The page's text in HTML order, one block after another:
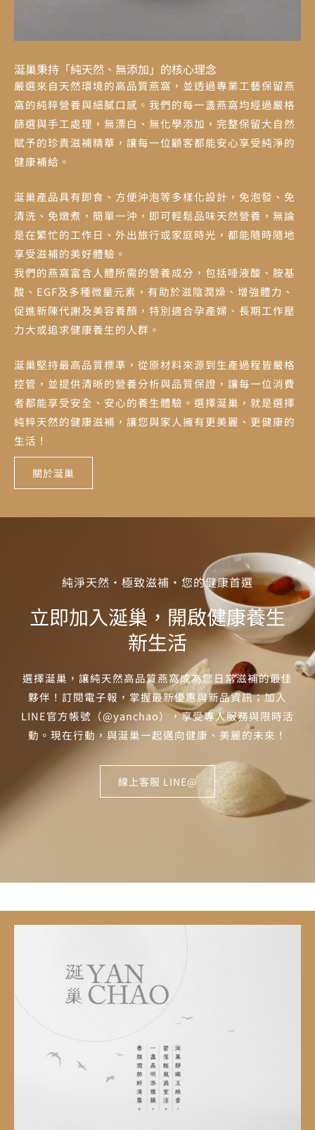
涎巢秉持「純天然、無添加」的核心理念
嚴選來自天然環境的高品質燕窩，並透過專業工藝保留燕
窩的純粹營養與細膩口感。我們的每一盞燕窩均經過嚴格
篩選與手工處理，無漂白、無化學添加，完整保留大自然
賦予的珍貴滋補精華，讓每一位顧客都能安心享受純淨的
健康補給。
涎巢產品具有即食、方便沖泡等多樣化設計，免泡發、免
清洗、免燉煮，簡單一沖，即可輕鬆品味天然營養，無論
是在繁忙的工作日、外出旅行或家庭時光，都能隨時隨地
享受滋補的美好體驗。
我們的燕窩富含人體所需的營養成分，包括唾液酸、胺基
酸、EGF及多種微量元素，有助於滋陰潤燥、增強體力、
促進新陳代謝及美容養顏，特別適合孕產婦、長期工作壓
力大或追求健康養生的人群。
涎巢堅持最高品質標準，從原材料來源到生產過程皆嚴格
控管，並提供清晰的營養分析與品質保證，讓每一位消費
者都能享受安全、安心的養生體驗。選擇涎巢，就是選擇
純粹天然的健康滋補，讓您與家人擁有更美麗、更健康的
生活！
關於涎巢
純淨天然・極致滋補・您的健康首選
立即加入涎巢，開啟健康養生
新生活
選擇涎巢，讓純天然高品質燕窩成為您日常滋補的最佳
夥伴！訂閱電子報，掌握最新優惠與新品資訊；加入
LINE官方帳號（@yanchao），享受專人服務與限時活
動。現在行動，與涎巢一起邁向健康、美麗的未來！
線上客服 LINE@